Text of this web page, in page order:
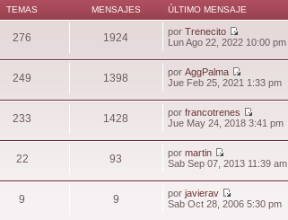
TEMAS MENSAJES ÚLTIMO MENSAJE
276 1924 porTrenecito
Lun Ago 22, 2022 10:00 pm
249 1398 porAggPalma
Jue Feb 25, 2021 1:33 pm
233 1428 porfrancotrenes
Jue May 24, 2018 3:41 pm
22 93 pormartin
Sab Sep 07, 2013 11:39 am
9 9 porjavierav
Sab Oct 28, 2006 5:30 pm